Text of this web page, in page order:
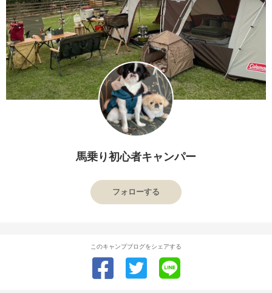
馬乗り初心者キャンパー
フォローする
このキャンプブログをシェアする